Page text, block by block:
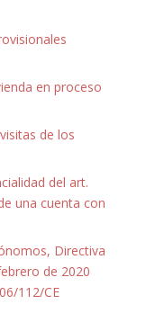
en proceso
de los
del art.
una cuenta con
Directiva
de 2020
112/CE